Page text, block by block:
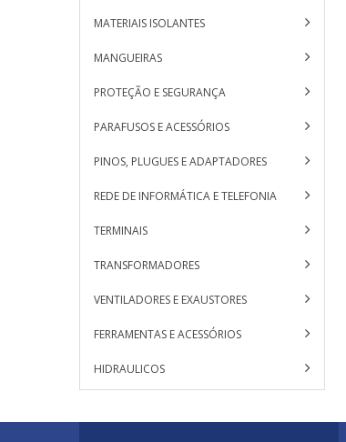
MATERIAIS ISOLANTES
MANGUEIRAS
PROTEÇÃO E SEGURANÇA
PARAFUSOS E ACESSÓRIOS
PINOS, PLUGUES E ADAPTADORES
REDE DE INFORMÁTICA E TELEFONIA
TERMINAIS
TRANSFORMADORES
VENTILADORES E EXAUSTORES
FERRAMENTAS E ACESSÓRIOS
HIDRAULICOS